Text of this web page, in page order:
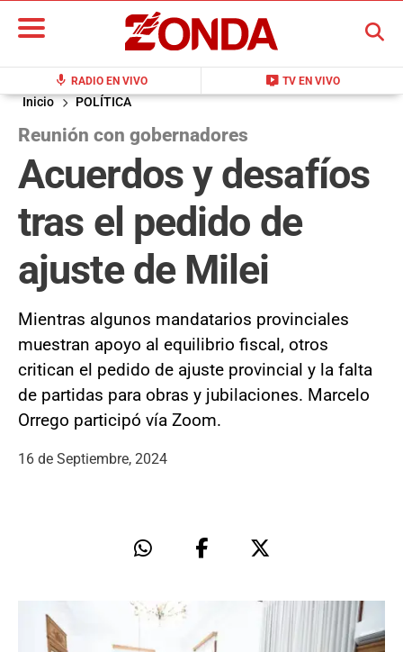
mic RADIO EN VIVO live_tv TV EN VIVO
BUSCAR
Inicio POLÍTICA
Reunión con gobernadores
Acuerdos y desafíos
tras el pedido de
ajuste de Milei
Mientras algunos mandatarios provinciales
muestran apoyo al equilibrio fiscal, otros
critican el pedido de ajuste provincial y la falta
de partidas para obras y jubilaciones. Marcelo
Orrego participó vía Zoom.
16 de Septiembre, 2024